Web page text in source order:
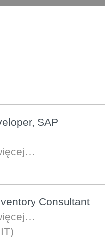
SAP
Consultant